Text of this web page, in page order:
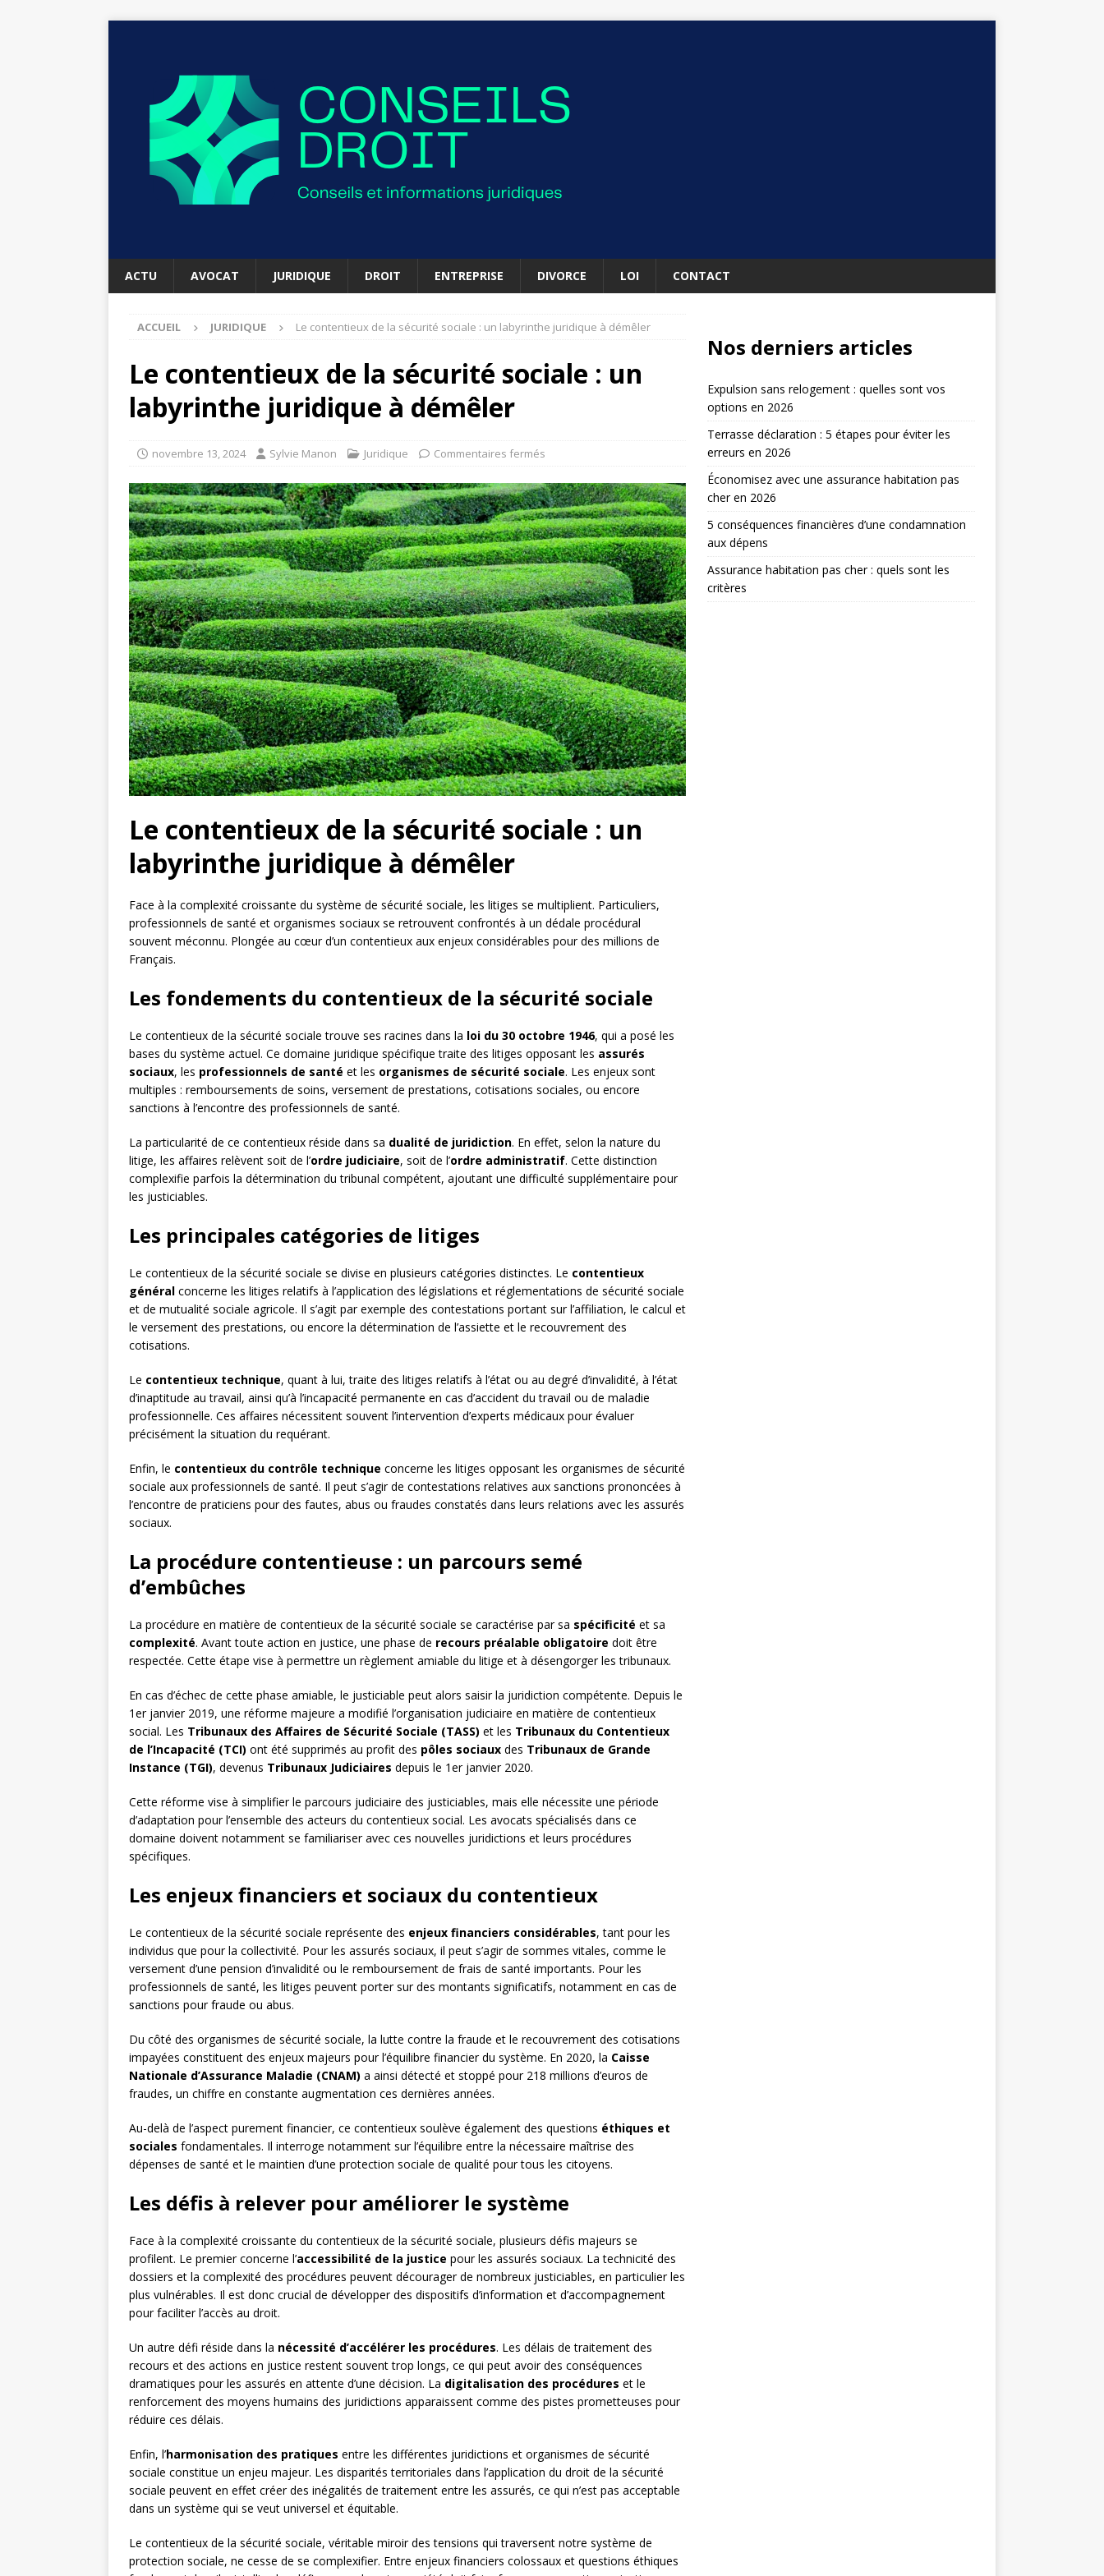
ACTU AVOCAT JURIDIQUE DROIT ENTREPRISE DIVORCE LOI CONTACT
ACCUEIL JURIDIQUE Le contentieux de la sécurité sociale : un labyrinthe juridique à démêler
Le contentieux de la sécurité sociale : un
labyrinthe juridique à démêler
novembre 13, 2024 Sylvie Manon Juridique Commentaires fermés
Le contentieux de la sécurité sociale : un
labyrinthe juridique à démêler
Face à la complexité croissante du système de sécurité sociale, les litiges se multiplient. Particuliers,
professionnels de santé et organismes sociaux se retrouvent confrontés à un dédale procédural
souvent méconnu. Plongée au cœur d’un contentieux aux enjeux considérables pour des millions de
Français.
Les fondements du contentieux de la sécurité sociale
Le contentieux de la sécurité sociale trouve ses racines dans la loi du 30 octobre 1946, qui a posé les
bases du système actuel. Ce domaine juridique spécifique traite des litiges opposant les assurés
sociaux, les professionnels de santé et les organismes de sécurité sociale. Les enjeux sont
multiples : remboursements de soins, versement de prestations, cotisations sociales, ou encore
sanctions à l’encontre des professionnels de santé.
La particularité de ce contentieux réside dans sa dualité de juridiction. En effet, selon la nature du
litige, les affaires relèvent soit de l’ordre judiciaire, soit de l’ordre administratif. Cette distinction
complexifie parfois la détermination du tribunal compétent, ajoutant une difficulté supplémentaire pour
les justiciables.
Les principales catégories de litiges
Le contentieux de la sécurité sociale se divise en plusieurs catégories distinctes. Le contentieux
général concerne les litiges relatifs à l’application des législations et réglementations de sécurité sociale
et de mutualité sociale agricole. Il s’agit par exemple des contestations portant sur l’affiliation, le calcul et
le versement des prestations, ou encore la détermination de l’assiette et le recouvrement des
cotisations.
Le contentieux technique, quant à lui, traite des litiges relatifs à l’état ou au degré d’invalidité, à l’état
d’inaptitude au travail, ainsi qu’à l’incapacité permanente en cas d’accident du travail ou de maladie
professionnelle. Ces affaires nécessitent souvent l’intervention d’experts médicaux pour évaluer
précisément la situation du requérant.
Enfin, le contentieux du contrôle technique concerne les litiges opposant les organismes de sécurité
sociale aux professionnels de santé. Il peut s’agir de contestations relatives aux sanctions prononcées à
l’encontre de praticiens pour des fautes, abus ou fraudes constatés dans leurs relations avec les assurés
sociaux.
La procédure contentieuse : un parcours semé
d’embûches
La procédure en matière de contentieux de la sécurité sociale se caractérise par sa spécificité et sa
complexité. Avant toute action en justice, une phase de recours préalable obligatoire doit être
respectée. Cette étape vise à permettre un règlement amiable du litige et à désengorger les tribunaux.
En cas d’échec de cette phase amiable, le justiciable peut alors saisir la juridiction compétente. Depuis le
1er janvier 2019, une réforme majeure a modifié l’organisation judiciaire en matière de contentieux
social. Les Tribunaux des Affaires de Sécurité Sociale (TASS) et les Tribunaux du Contentieux
de l’Incapacité (TCI) ont été supprimés au profit des pôles sociaux des Tribunaux de Grande
Instance (TGI), devenus Tribunaux Judiciaires depuis le 1er janvier 2020.
Cette réforme vise à simplifier le parcours judiciaire des justiciables, mais elle nécessite une période
d’adaptation pour l’ensemble des acteurs du contentieux social. Les avocats spécialisés dans ce
domaine doivent notamment se familiariser avec ces nouvelles juridictions et leurs procédures
spécifiques.
Les enjeux financiers et sociaux du contentieux
Le contentieux de la sécurité sociale représente des enjeux financiers considérables, tant pour les
individus que pour la collectivité. Pour les assurés sociaux, il peut s’agir de sommes vitales, comme le
versement d’une pension d’invalidité ou le remboursement de frais de santé importants. Pour les
professionnels de santé, les litiges peuvent porter sur des montants significatifs, notamment en cas de
sanctions pour fraude ou abus.
Du côté des organismes de sécurité sociale, la lutte contre la fraude et le recouvrement des cotisations
impayées constituent des enjeux majeurs pour l’équilibre financier du système. En 2020, la Caisse
Nationale d’Assurance Maladie (CNAM) a ainsi détecté et stoppé pour 218 millions d’euros de
fraudes, un chiffre en constante augmentation ces dernières années.
Au-delà de l’aspect purement financier, ce contentieux soulève également des questions éthiques et
sociales fondamentales. Il interroge notamment sur l’équilibre entre la nécessaire maîtrise des
dépenses de santé et le maintien d’une protection sociale de qualité pour tous les citoyens.
Les défis à relever pour améliorer le système
Face à la complexité croissante du contentieux de la sécurité sociale, plusieurs défis majeurs se
profilent. Le premier concerne l’accessibilité de la justice pour les assurés sociaux. La technicité des
dossiers et la complexité des procédures peuvent décourager de nombreux justiciables, en particulier les
plus vulnérables. Il est donc crucial de développer des dispositifs d’information et d’accompagnement
pour faciliter l’accès au droit.
Un autre défi réside dans la nécessité d’accélérer les procédures. Les délais de traitement des
recours et des actions en justice restent souvent trop longs, ce qui peut avoir des conséquences
dramatiques pour les assurés en attente d’une décision. La digitalisation des procédures et le
renforcement des moyens humains des juridictions apparaissent comme des pistes prometteuses pour
réduire ces délais.
Enfin, l’harmonisation des pratiques entre les différentes juridictions et organismes de sécurité
sociale constitue un enjeu majeur. Les disparités territoriales dans l’application du droit de la sécurité
sociale peuvent en effet créer des inégalités de traitement entre les assurés, ce qui n’est pas acceptable
dans un système qui se veut universel et équitable.
Le contentieux de la sécurité sociale, véritable miroir des tensions qui traversent notre système de
protection sociale, ne cesse de se complexifier. Entre enjeux financiers colossaux et questions éthiques
Nos derniers articles
Expulsion sans relogement : quelles sont vos
options en 2026
Terrasse déclaration : 5 étapes pour éviter les
erreurs en 2026
Économisez avec une assurance habitation pas
cher en 2026
5 conséquences financières d’une condamnation
aux dépens
Assurance habitation pas cher : quels sont les
critères